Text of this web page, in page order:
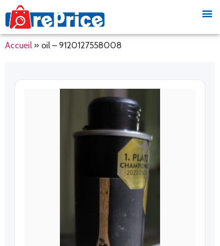
Accueil » oil – 9120127558008